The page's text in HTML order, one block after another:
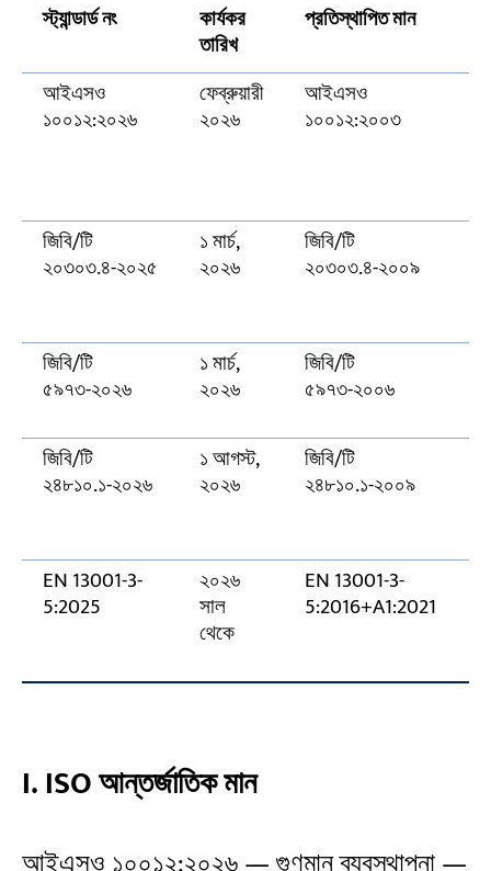
FAQ
নতুন মানদণ্ডগুলিতে কি বিদ্যমান সরঞ্জামগুলির জন্য পূর্ববর্তী
প্রভাব প্রয়োগের কোনো বাধ্যবাধকতা আছে?
রপ্তানিকৃত সরঞ্জামকে কী কী মানদণ্ড পূরণ করতে হবে?
স্ট্যান্ডার্ড নং কার্যকর
তারিখ
প্রতিস্থাপিত মান
আইএসও
১০০১২:২০২৬
ফেব্রুয়ারী
২০২৬
আইএসও
১০০১২:২০০৩
জিবি/টি
২০৩০৩.৪-২০২৫
১ মার্চ,
২০২৬
জিবি/টি
২০৩০৩.৪-২০০৯
জিবি/টি
৫৯৭৩-২০২৬
১ মার্চ,
২০২৬
জিবি/টি
৫৯৭৩-২০০৬
জিবি/টি
২৪৮১০.১-২০২৬
১ আগস্ট,
২০২৬
জিবি/টি
২৪৮১০.১-২০০৯
EN 13001-3-
5:2025
২০২৬
সাল
থেকে
EN 13001-3-
5:2016+A1:2021
I. ISO আন্তর্জাতিক মান